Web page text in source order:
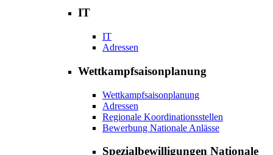
IT
IT
Adressen
Wettkampfsaisonplanung
Wettkampfsaisonplanung
Adressen
Regionale Koordinationsstellen
Bewerbung Nationale Anlässe
Spezialbewilligungen Nationale